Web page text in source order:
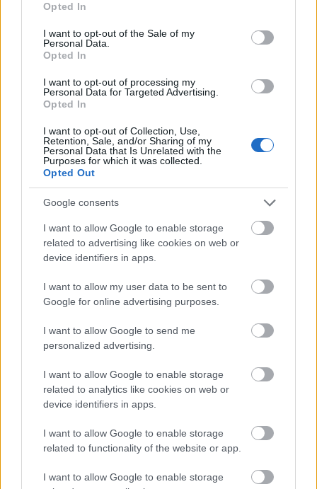
use your data for below specified purposes in below Google
consent section.
Opted In
I want to opt-out of the Sale of my
Personal Data.
Opted In
I want to opt-out of processing my
Personal Data for Targeted Advertising.
Opted In
I want to opt-out of Collection, Use,
Retention, Sale, and/or Sharing of my
Personal Data that Is Unrelated with the
Purposes for which it was collected.
Opted Out
Google consents
I want to allow Google to enable storage
related to advertising like cookies on web or
device identifiers in apps.
I want to allow my user data to be sent to
Google for online advertising purposes.
I want to allow Google to send me
personalized advertising.
I want to allow Google to enable storage
related to analytics like cookies on web or
device identifiers in apps.
I want to allow Google to enable storage
related to functionality of the website or app.
I want to allow Google to enable storage
Ευρώπης το επόμενο ταξίδι σας;
TRAVEL TIPS
Brussels Airlines: Ξεκινά πτήσεις
προς την Αθήνα όλο τον χρόνο
Η Brussels Airlines επεκτείνει καθ' όλη τη διάρκεια του
έτους τις πτήσεις της μεταξύ Βρυξελλών και Αθήνας.